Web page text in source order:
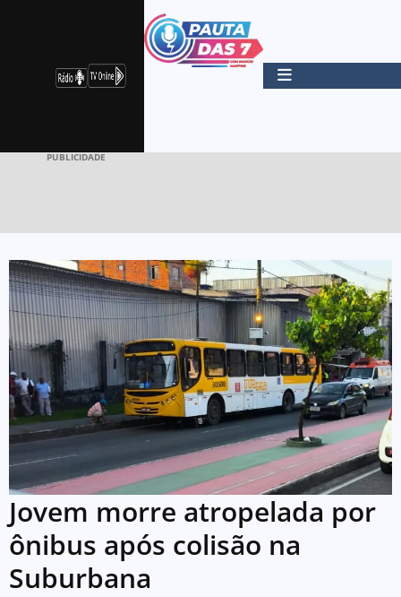
PUBLICIDADE
Jovem morre atropelada por
ônibus após colisão na
Suburbana